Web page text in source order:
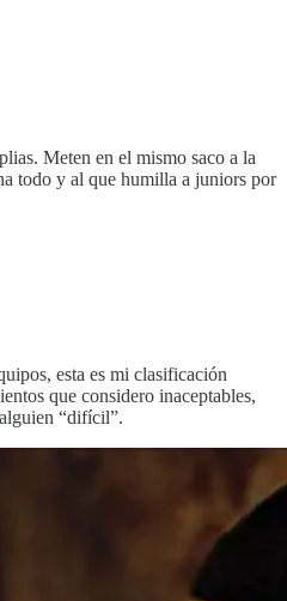
Meten en el mismo saco a la
todo y al que humilla a juniors por
esta es mi clasificación
que considero inaceptables,
“difícil”.